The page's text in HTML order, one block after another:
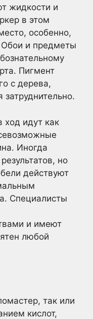
жидкости и
в этом
особенно,
Обои и предметы
Пигмент
с дерева,
идут как
Иногда
но
действуют
Специалисты
и имеют
любой
так или
кислот,